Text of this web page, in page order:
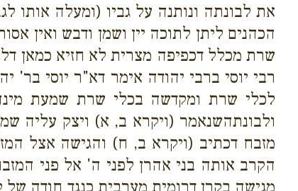
את לבונתה ונותנה על גביו (ומעלה אותו
הכהנים ליתן לתוכה יין ושמן ודבש ואין
שרת מכלל דכפיפה מצרית לא חזיא כמאן
רבי יוסי ברבי יהודה אימר דא"ר יוסי
לכלי שרת ומקדשה בכלי שרת שמעת
ולבונתהשנאמר (ויקרא ב, א) ויצק עליה
מזבח דכתיב (ויקרא ב, ח) והגישה אצל
הקרב אותה בני אהרן לפני ה' אל פני